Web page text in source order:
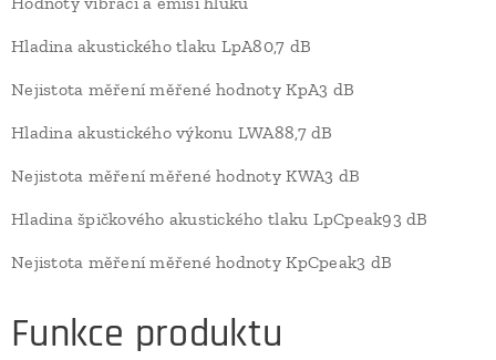
Hladina akustického tlaku LpA80,7 dB
Nejistota měření měřené hodnoty KpA3 dB
Hladina akustického výkonu LWA88,7 dB
Nejistota měření měřené hodnoty KWA3 dB
Hladina špičkového akustického tlaku LpCpeak93 dB
Nejistota měření měřené hodnoty KpCpeak3 dB
Funkce produktu